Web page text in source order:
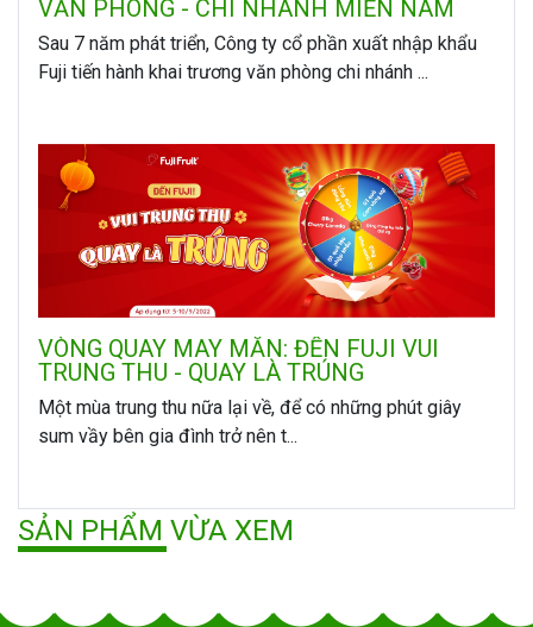
VĂN PHÒNG - CHI NHÁNH MIỀN NAM
Sau 7 năm phát triển, Công ty cổ phần xuất nhập khẩu
Fuji tiến hành khai trương văn phòng chi nhánh ...
VÒNG QUAY MAY MẮN: ĐẾN FUJI VUI
TRUNG THU - QUAY LÀ TRÚNG
Một mùa trung thu nữa lại về, để có những phút giây
sum vầy bên gia đình trở nên t...
SẢN PHẨM VỪA XEM